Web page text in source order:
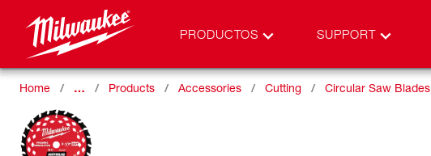
PRODUCTOS SUPPORT
Home … Products Accessories Cutting Circular Saw Blades